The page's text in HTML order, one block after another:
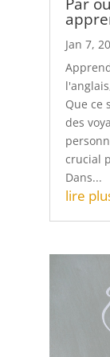
Jan 7,
Que ce
des
crucial
Dans...
lire